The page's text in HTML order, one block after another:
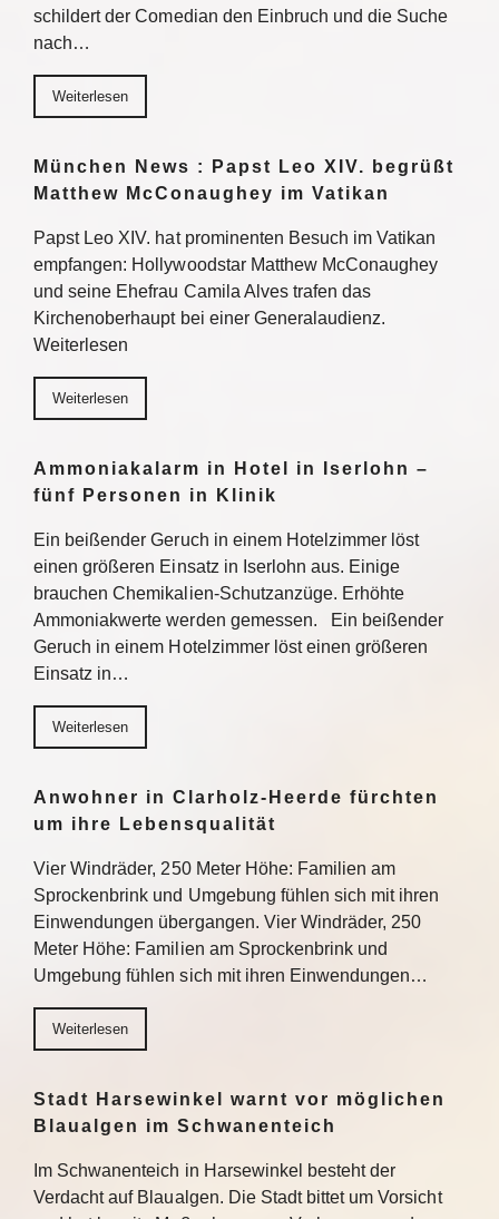
schildert der Comedian den Einbruch und die Suche
nach…
Weiterlesen
München News : Papst Leo XIV. begrüßt
Matthew McConaughey im Vatikan
Papst Leo XIV. hat prominenten Besuch im Vatikan
empfangen: Hollywoodstar Matthew McConaughey
und seine Ehefrau Camila Alves trafen das
Kirchenoberhaupt bei einer Generalaudienz.
Weiterlesen
Weiterlesen
Ammoniakalarm in Hotel in Iserlohn –
fünf Personen in Klinik
Ein beißender Geruch in einem Hotelzimmer löst
einen größeren Einsatz in Iserlohn aus. Einige
brauchen Chemikalien-Schutzanzüge. Erhöhte
Ammoniakwerte werden gemessen. Ein beißender
Geruch in einem Hotelzimmer löst einen größeren
Einsatz in…
Weiterlesen
Anwohner in Clarholz-Heerde fürchten
um ihre Lebensqualität
Vier Windräder, 250 Meter Höhe: Familien am
Sprockenbrink und Umgebung fühlen sich mit ihren
Einwendungen übergangen. Vier Windräder, 250
Meter Höhe: Familien am Sprockenbrink und
Umgebung fühlen sich mit ihren Einwendungen…
Weiterlesen
Stadt Harsewinkel warnt vor möglichen
Blaualgen im Schwanenteich
Im Schwanenteich in Harsewinkel besteht der
Verdacht auf Blaualgen. Die Stadt bittet um Vorsicht